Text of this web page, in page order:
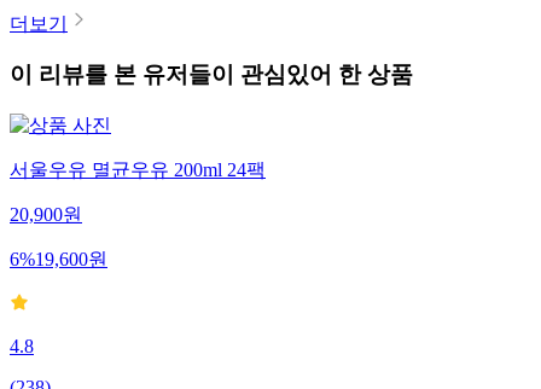
더보기
이 리뷰를 본 유저들이 관심있어 한 상품
서울우유 멸균우유 200ml 24팩
20,900원
6%19,600원
4.8